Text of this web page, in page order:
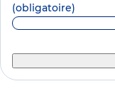
(obligatoire)